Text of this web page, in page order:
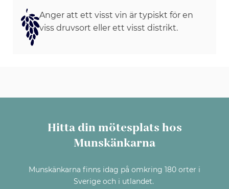
Anger att ett visst vin är typiskt för en
viss druvsort eller ett visst distrikt.
Hitta din mötesplats hos
Munskänkarna
Munskänkarna finns idag på omkring 180 orter i
Sverige och i utlandet.